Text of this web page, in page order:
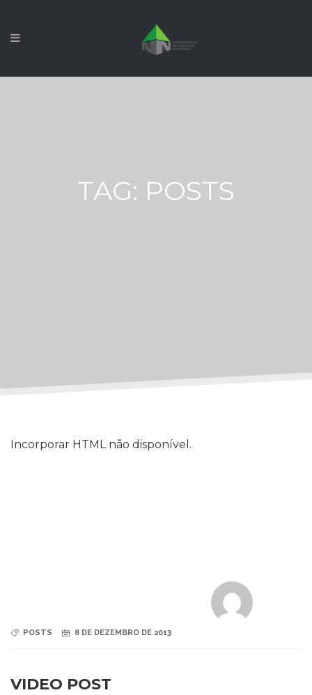
TAG: POSTS
Incorporar HTML não disponível.
POSTS 8 DE DEZEMBRO DE 2013
VIDEO POST